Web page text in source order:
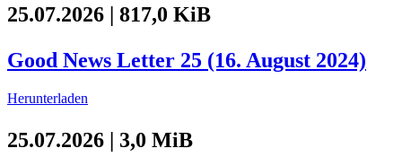
25.07.2026 | 817,0 KiB
Good News Letter 25 (16. August 2024)
Herunterladen
25.07.2026 | 3,0 MiB